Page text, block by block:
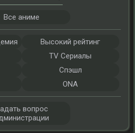
Все аниме
Высокий рейтинг
TV Сериалы
Спэшл
ONA
вопрос